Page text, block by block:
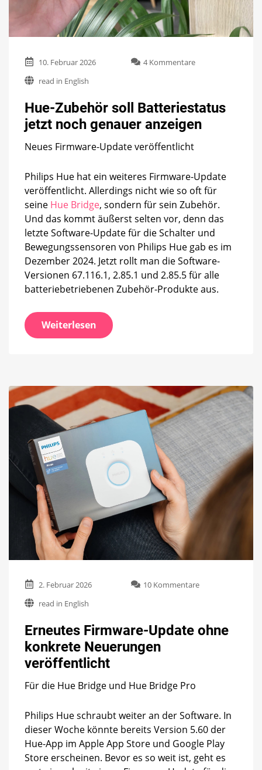
10. Februar 2026 4 Kommentarezu
Batteriestatus
noch
read in English
Hue-Zubehör soll Batteriestatus
jetzt noch genauer anzeigen
Neues Firmware-Update veröffentlicht
Philips Hue hat ein weiteres Firmware-Update
veröffentlicht. Allerdings nicht wie so oft für
seine Hue Bridge, sondern für sein Zubehör.
Und das kommt äußerst selten vor, denn das
letzte Software-Update für die Schalter und
Bewegungssensoren von Philips Hue gab es im
Dezember 2024. Jetzt rollt man die Software-
Versionen 67.116.1, 2.85.1 und 2.85.5 für alle
batteriebetriebenen Zubehör-Produkte aus.
Weiterlesen
2. Februar 2026 10 Kommentarezu
ohne
read in English
Erneutes Firmware-Update ohne
konkrete Neuerungen
veröffentlicht
Für die Hue Bridge und Hue Bridge Pro
Philips Hue schraubt weiter an der Software. In
dieser Woche könnte bereits Version 5.60 der
Hue-App im Apple App Store und Google Play
Store erscheinen. Bevor es so weit ist, geht es